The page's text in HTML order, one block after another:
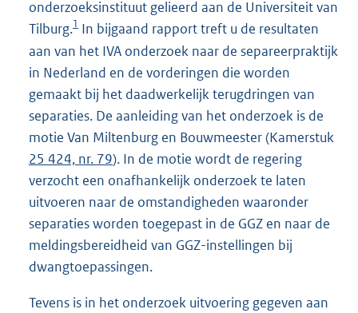
onderzoeksinstituut gelieerd aan de Universiteit van
Tilburg.1 In bijgaand rapport treft u de resultaten
aan van het IVA onderzoek naar de separeerpraktijk
in Nederland en de vorderingen die worden
gemaakt bij het daadwerkelijk terugdringen van
separaties. De aanleiding van het onderzoek is de
motie Van Miltenburg en Bouwmeester (Kamerstuk
25 424, nr. 79). In de motie wordt de regering
verzocht een onafhankelijk onderzoek te laten
uitvoeren naar de omstandigheden waaronder
separaties worden toegepast in de GGZ en naar de
meldingsbereidheid van GGZ-instellingen bij
dwangtoepassingen.
Tevens is in het onderzoek uitvoering gegeven aan